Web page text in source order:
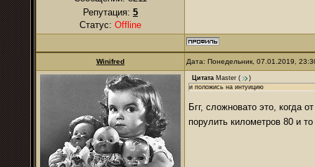
Репутация: 5
Статус: Offline
Winifred Дата: Понедельник, 07.01.2019,
Цитата Master (
)
и положись на интуицию
Бгг, сложновато это, когда
порулить километров 80 и